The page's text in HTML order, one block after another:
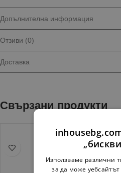
Допълнителна информация
Отзиви (0)
Доставка
Свързани продукти
Използваме различни
за да може